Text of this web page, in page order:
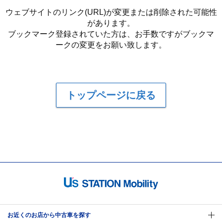
ウェブサイトのリンク(URL)が変更または削除された可能性
があります。
ブックマーク登録されていた方は、お手数ですがブックマ
ークの変更をお願い致します。
トップページに戻る
お近くのお店から中古車を探す